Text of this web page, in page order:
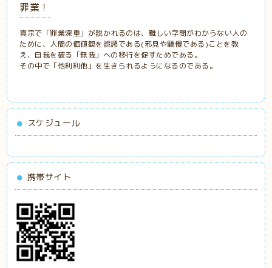
罪業！
真宗で「罪業深重」が説かれるのは、難しい学問がわからない人の
ために、人間の価値観を誤謬である(邪見や驕慢である)ことを教
え、自我を破る「無我」への移行を促すためである。
その中で「他利利他」を生きられるようになるのである。
スケジュール
携帯サイト